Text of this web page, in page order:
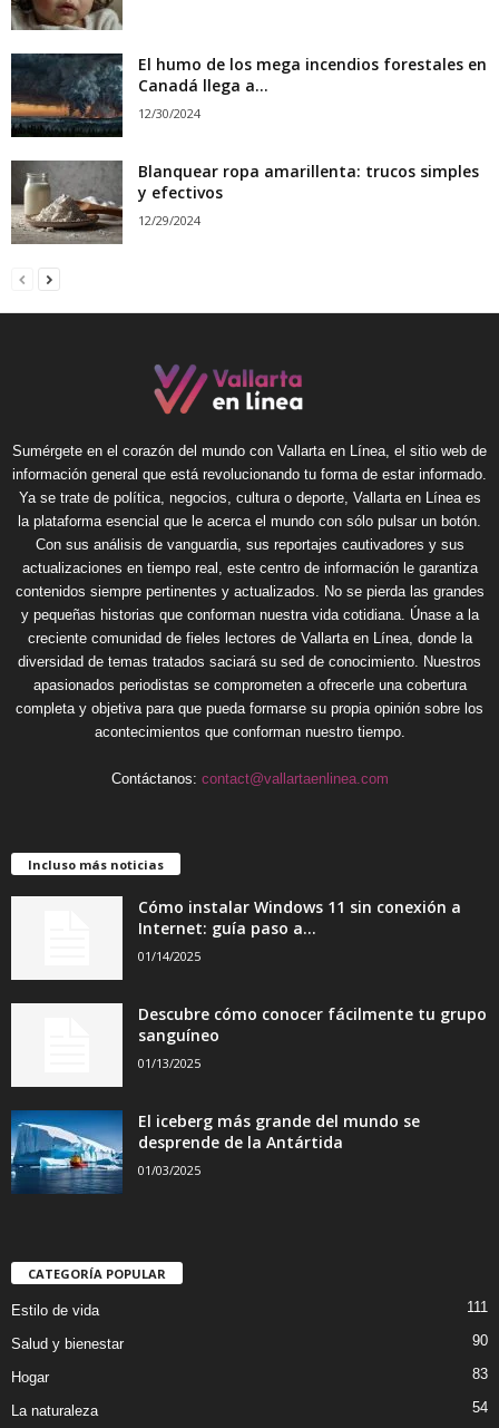
El humo de los mega incendios forestales en
Canadá llega a...
12/30/2024
Blanquear ropa amarillenta: trucos simples
y efectivos
12/29/2024
Sumérgete en el corazón del mundo con Vallarta en Línea, el sitio web de
información general que está revolucionando tu forma de estar informado.
Ya se trate de política, negocios, cultura o deporte, Vallarta en Línea es
la plataforma esencial que le acerca el mundo con sólo pulsar un botón.
Con sus análisis de vanguardia, sus reportajes cautivadores y sus
actualizaciones en tiempo real, este centro de información le garantiza
contenidos siempre pertinentes y actualizados. No se pierda las grandes
y pequeñas historias que conforman nuestra vida cotidiana. Únase a la
creciente comunidad de fieles lectores de Vallarta en Línea, donde la
diversidad de temas tratados saciará su sed de conocimiento. Nuestros
apasionados periodistas se comprometen a ofrecerle una cobertura
completa y objetiva para que pueda formarse su propia opinión sobre los
acontecimientos que conforman nuestro tiempo.
Contáctanos: contact@vallartaenlinea.com
Incluso más noticias
Cómo instalar Windows 11 sin conexión a
Internet: guía paso a...
01/14/2025
Descubre cómo conocer fácilmente tu grupo
sanguíneo
01/13/2025
El iceberg más grande del mundo se
desprende de la Antártida
01/03/2025
CATEGORÍA POPULAR
Estilo de vida 111
Salud y bienestar 90
Hogar 83
La naturaleza 54